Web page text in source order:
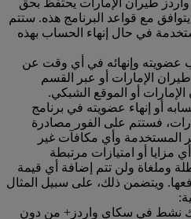
مع قواعد البرنامج هذه. ستتم
في حال إنهاء الحساب بهذه
وإنهائه في أي وقت عن
الإمارات أو عبر القسم
أو الموقع الشبكي.
أو إنهاء عضويته في برنامج
فستتم على الفور مصادرة
المستخدمة وأي مكافآت غير
مزايا أو امتيازات مرتبطة
وملغاة ولن تتم إضافة أي قيمة
ويتضمن ذلك، على سبيل المثال
نشط في سكاي واردز+ من دون